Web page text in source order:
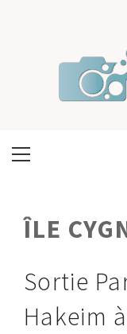
Primary
ÎLE
Sortie
Hakeim